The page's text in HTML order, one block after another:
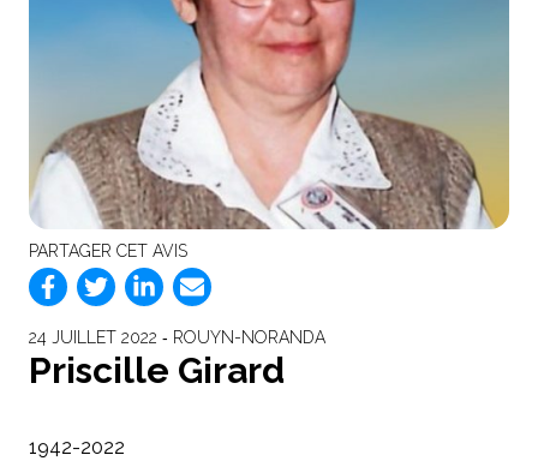
PARTAGER CET AVIS
24 JUILLET 2022 ‐ ROUYN-NORANDA
Priscille Girard
1942-2022